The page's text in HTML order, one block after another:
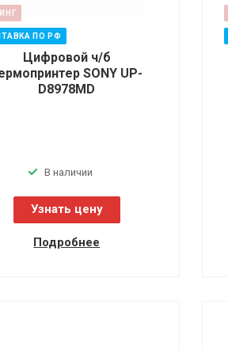
ПО РФ
Цифровой ч/б
SONY UP-
D8978MD
В наличии
Узнать цену
Подробнее